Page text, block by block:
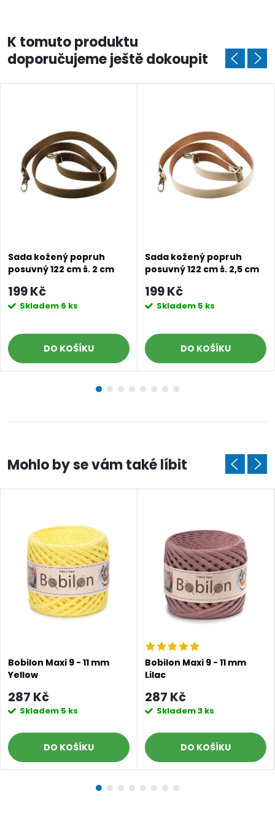
K tomuto produktu
doporučujeme ještě dokoupit
Sada kožený popruh
posuvný 122 cm š. 2 cm
199 Kč
Skladem 6 ks
DO KOŠÍKU
Sada kožený popruh
posuvný 122 cm š. 2,5 cm
199 Kč
Skladem 5 ks
DO KOŠÍKU
Bobilon Maxi 9 - 11 mm
Yellow
287 Kč
Skladem 5 ks
DO KOŠÍKU
Bobilon Maxi 9 - 11 mm
Lilac
287 Kč
Skladem3 ks
DO KOŠÍKU